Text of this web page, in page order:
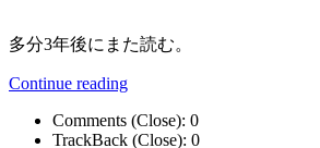
多分3年後にまた読む。
Continue reading
Comments (Close): 0
TrackBack (Close): 0